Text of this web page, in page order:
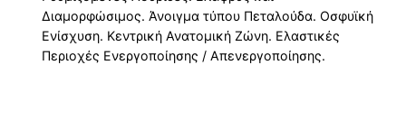
Διαμορφώσιμος. Άνοιγμα τύπου Πεταλούδα. Οσφυϊκή
Ενίσχυση. Κεντρική Ανατομική Ζώνη. Ελαστικές
Περιοχές Ενεργοποίησης / Απενεργοποίησης.